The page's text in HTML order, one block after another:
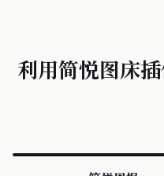
利用简悦图床